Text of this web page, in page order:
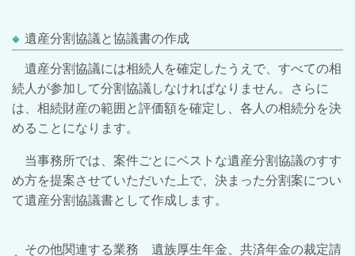
遺産分割協議と協議書の作成
遺産分割協議には相続人を確定したうえで、すべての相
続人が参加して分割協議しなければなりません。さらに
は、相続財産の範囲と評価額を確定し、各人の相続分を決
めることになります。
当事務所では、案件ごとにベストな遺産分割協議のすす
め方を提案させていただいた上で、決まった分割案につい
て遺産分割協議書として作成します。
その他関連する業務 遺族厚生年金、共済年金の裁定請